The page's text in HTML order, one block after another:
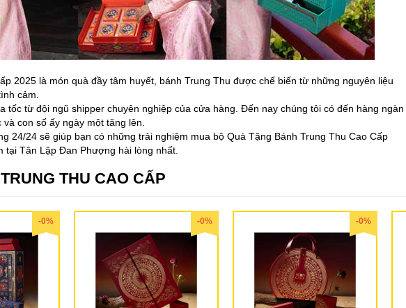
2025 là món quà đầy tâm huyết, bánh Trung Thu được chế biến từ những nguyên liệu
cảm.
tốc từ đội ngũ shipper chuyên nghiệp của cửa hàng. Đến nay chúng tôi có đến hàng ngàn
con số ấy ngày một tăng lên.
24/24 sẽ giúp bạn có những trải nghiệm mua bộ Quà Tặng Bánh Trung Thu Cao Cấp
tại Tân Lập Đan Phượng hài lòng nhất.
THU CAO CẤP
-0% -0% -0%